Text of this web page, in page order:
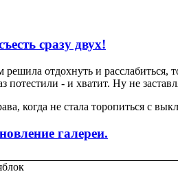
сразу двух!
решила отдохнуть и расслабиться,
потестили - и хватит. Ну не
когда не стала торопиться с
галереи.